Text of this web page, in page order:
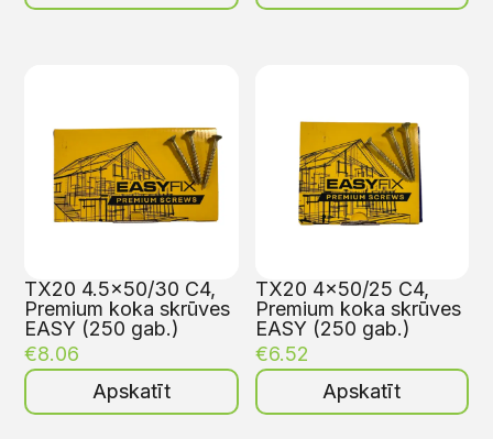
TX20 4.5×50/30 C4,
Premium koka skrūves
EASY (250 gab.)
€8.06
Apskatīt
TX20 4×50/25 C4,
Premium koka skrūves
EASY (250 gab.)
€6.52
Apskatīt